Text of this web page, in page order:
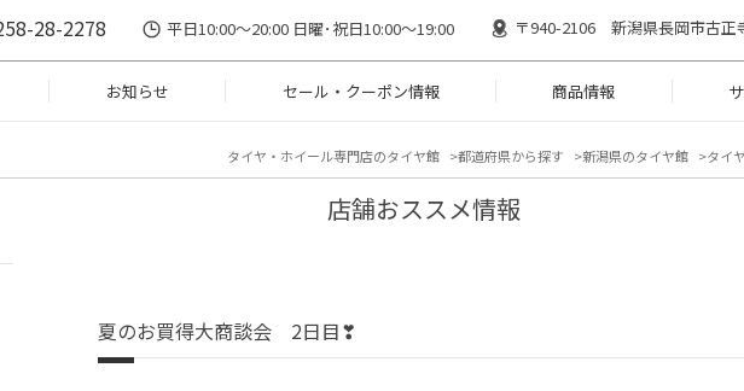
28-2278 平日10:00～20:00 日曜･祝日10:00～19:00 〒940-2106 新潟県長岡市古正
お知らせ セール・クーポン情報 商品情報
タイヤ・ホイール専門店のタイヤ館 都道府県から探す 新潟県のタイヤ館 タイ
店舗おススメ情報
夏のお買得大商談会 2日目❣